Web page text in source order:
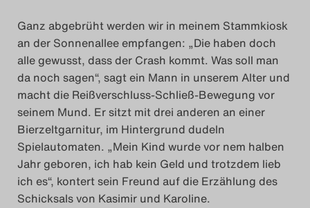
Ganz abgebrüht werden wir in meinem Stammkiosk
an der Sonnenallee empfangen: „Die haben doch
alle gewusst, dass der Crash kommt. Was soll man
da noch sagen“, sagt ein Mann in unserem Alter und
macht die Reißverschluss-Schließ-Bewegung vor
seinem Mund. Er sitzt mit drei anderen an einer
Bierzeltgarnitur, im Hintergrund dudeln
Spielautomaten. „Mein Kind wurde vor nem halben
Jahr geboren, ich hab kein Geld und trotzdem lieb
ich es“, kontert sein Freund auf die Erzählung des
Schicksals von Kasimir und Karoline.